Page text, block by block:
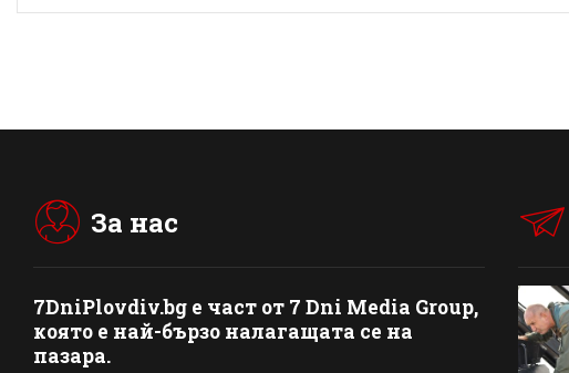
За нас
7DniPlovdiv.bg e част от 7 Dni Media Group,
която е най-бързо налагащата се на
пазара.